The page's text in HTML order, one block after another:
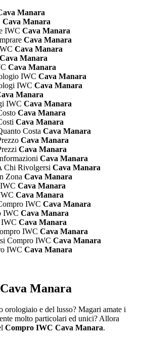
Manara
Cava Manara
IWC Cava Manara
Cava Manara
Cava Manara
Cava Manara
Cava Manara
IWC Cava Manara
IWC Cava Manara
Manara
IWC Cava Manara
Cava Manara
Cava Manara
Costa Cava Manara
Cava Manara
Cava Manara
Cava Manara
Chi Rivolgersi Cava Manara
Zona Cava Manara
Cava Manara
Cava Manara
IWC Cava Manara
IWC Cava Manara
IWC Cava Manara
IWC Cava Manara
Compro IWC Cava Manara
IWC Cava Manara
Manara
orologiaio e del lusso? Magari amate i
molto particolari ed unici? Allora
Compro IWC Cava Manara.